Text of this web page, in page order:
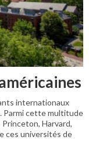
internationaux
Parmi cette multitude
Harvard,
ces universités de